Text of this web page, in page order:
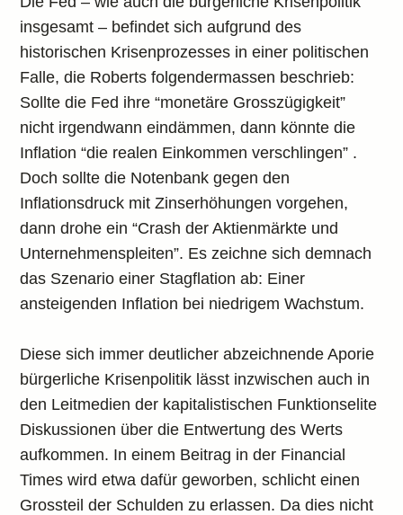
insgesamt – befindet sich aufgrund des
historischen Krisenprozesses in einer politischen
Falle, die Roberts folgendermassen beschrieb:
Sollte die Fed ihre “monetäre Grosszügigkeit”
nicht irgendwann eindämmen, dann könnte die
Inflation “die realen Einkommen verschlingen” .
Doch sollte die Notenbank gegen den
Inflationsdruck mit Zinserhöhungen vorgehen,
dann drohe ein “Crash der Aktienmärkte und
Unternehmenspleiten”. Es zeichne sich demnach
das Szenario einer Stagflation ab: Einer
ansteigenden Inflation bei niedrigem Wachstum.
Diese sich immer deutlicher abzeichnende Aporie
bürgerliche Krisenpolitik lässt inzwischen auch in
den Leitmedien der kapitalistischen Funktionselite
Diskussionen über die Entwertung des Werts
aufkommen. In einem Beitrag in der Financial
Times wird etwa dafür geworben, schlicht einen
Grossteil der Schulden zu erlassen. Da dies nicht